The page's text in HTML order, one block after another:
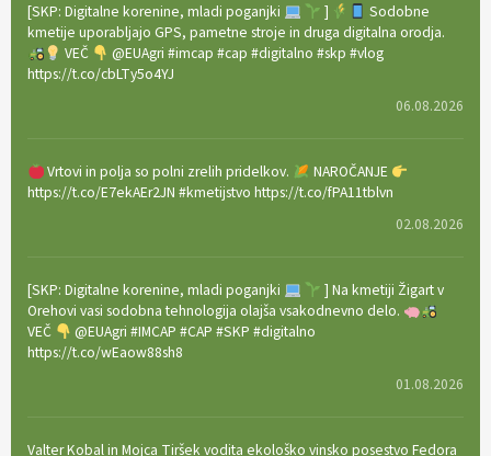
[SKP: Digitalne korenine, mladi poganjki ]
Sodobne
kmetije uporabljajo GPS, pametne stroje in druga digitalna orodja.
VEČ
@EUAgri #imcap #cap #digitalno #skp #vlog
https://t.co/cbLTy5o4YJ
06.08.2026
Vrtovi in polja so polni zrelih pridelkov.
NAROČANJE
https://t.co/E7ekAEr2JN #kmetijstvo https://t.co/fPA11tblvn
02.08.2026
[SKP: Digitalne korenine, mladi poganjki
] Na kmetiji Žigart v
Orehovi vasi sodobna tehnologija olajša vsakodnevno delo.
VEČ
@EUAgri #IMCAP #CAP #SKP #digitalno
https://t.co/wEaow88sh8
01.08.2026
Valter Kobal in Mojca Tiršek vodita ekološko vinsko posestvo Fedora